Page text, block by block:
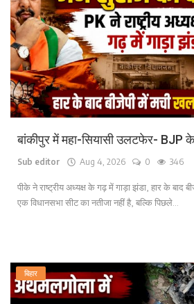
बांकीपुर में महा-सियासी उलटफेर- BJP
Sub editor Aug 4, 2026 0 346
पीके ने राष्ट्रीय अध्यक्ष के गढ़ में गाड़ा झंडा, हार के बाद
एक विधानसभा सीट का नतीजा नहीं है, बल्कि पिछले...
बिहार